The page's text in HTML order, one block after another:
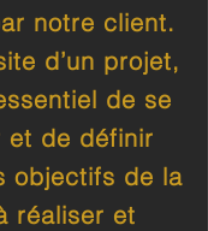
notre client.
d’un projet,
de se
et de définir
objectifs de la
réaliser et